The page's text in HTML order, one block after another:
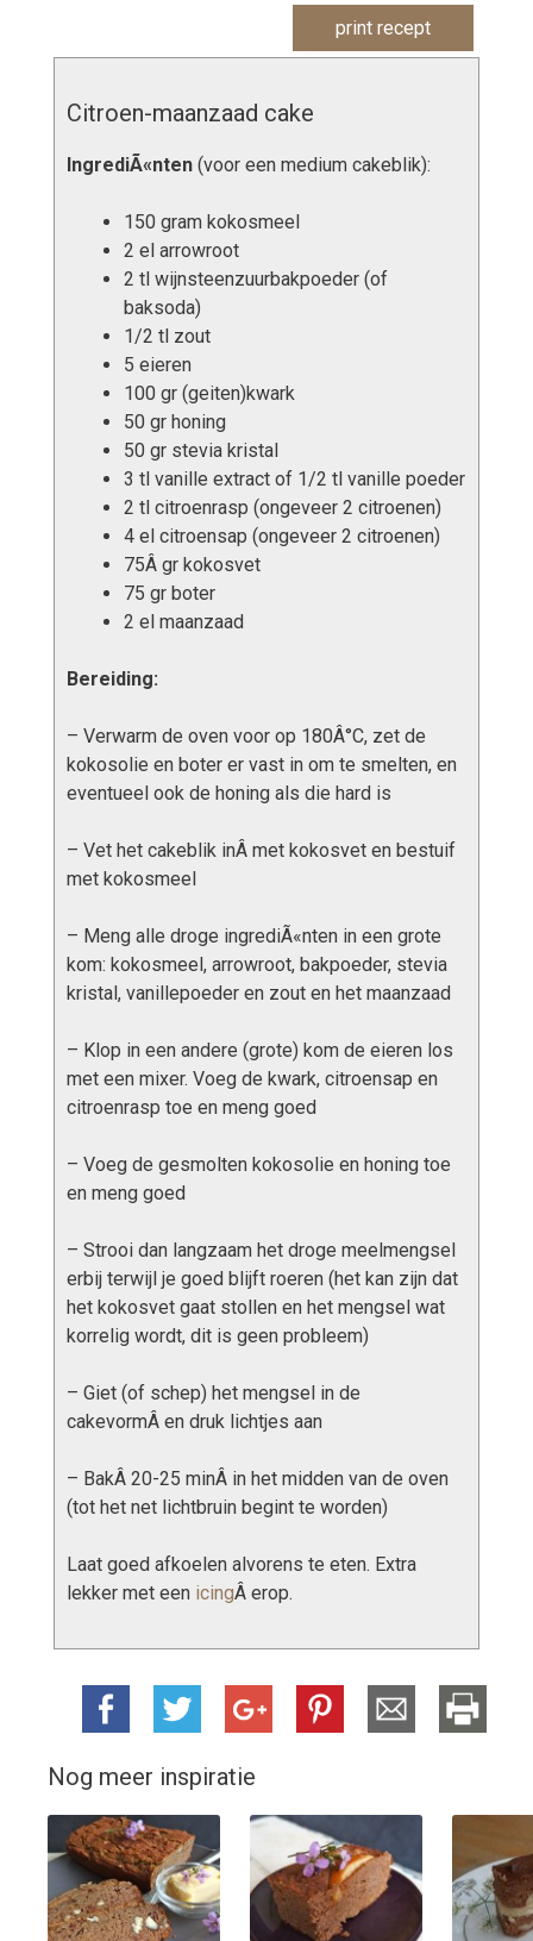
print recept
Citroen-maanzaad cake
IngrediÃ«nten (voor een medium cakeblik):
150 gram kokosmeel
2 el arrowroot
2 tl wijnsteenzuurbakpoeder (of
baksoda)
1/2 tl zout
5 eieren
100 gr (geiten)kwark
50 gr honing
50 gr stevia kristal
3 tl vanille extract of 1/2 tl vanille poeder
2 tl citroenrasp (ongeveer 2 citroenen)
4 el citroensap (ongeveer 2 citroenen)
75Â gr kokosvet
75 gr boter
2 el maanzaad
Bereiding:
– Verwarm de oven voor op 180Â°C, zet de
kokosolie en boter er vast in om te smelten, en
eventueel ook de honing als die hard is
– Vet het cakeblik inÂ met kokosvet en bestuif
met kokosmeel
– Meng alle droge ingrediÃ«nten in een grote
kom: kokosmeel, arrowroot, bakpoeder, stevia
kristal, vanillepoeder en zout en het maanzaad
– Klop in een andere (grote) kom de eieren los
met een mixer. Voeg de kwark, citroensap en
citroenrasp toe en meng goed
– Voeg de gesmolten kokosolie en honing toe
en meng goed
– Strooi dan langzaam het droge meelmengsel
erbij terwijl je goed blijft roeren (het kan zijn dat
het kokosvet gaat stollen en het mengsel wat
korrelig wordt, dit is geen probleem)
– Giet (of schep) het mengsel in de
cakevormÂ en druk lichtjes aan
– BakÂ 20-25 minÂ in het midden van de oven
(tot het net lichtbruin begint te worden)
Laat goed afkoelen alvorens te eten. Extra
lekker met een icingÂ erop.
Nog meer inspiratie